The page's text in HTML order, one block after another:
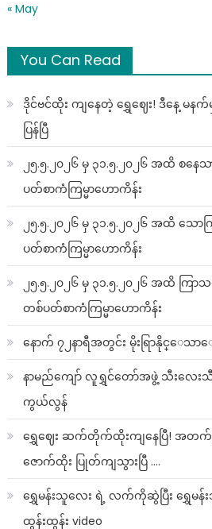
« May
You Can Read
ဒိုင်ဗင်ထိုး ကျနေတဲ့ ရွှေဈေး! ဒီနေ့ မန
ပြန်ပြီ
၂၅.၅.၂၀၂၆ မှ ၃၁.၅.၂၀၂၆ အထိ စန
ပတ်စာကံကြမ္မာဟောကိန်း
၂၅.၅.၂၀၂၆ မှ ၃၁.၅.၂၀၂၆ အထိ သေ
ပတ်စာကံကြမ္မာဟောကိန်း
၂၅.၅.၂၀၂၆ မှ ၃၁.၅.၂၀၂၆ အထိ ကြ
တစ်ပတ်စာကံကြမ္မာဟောကိန်း
နောက် ၇၂နာရီအတွင်း မိုးရြာနိုင္ေသာ
နာမည်ကျော် လူရွှင်တော်အဖွဲ့ သီးလေး
ကွယ်လွန်
ရွှေဈေး ဆက်တိုက်ထိုးကျနေပြီ! အတက်
ဇောက်ထိုး ပြုတ်ကျသွားပြီ ….
ရွှေမန်းသူလေး ရဲ့ လက်ကိုဆွဲပြီး ရွှေမန်းသူ
ထွန်းထွန်း video